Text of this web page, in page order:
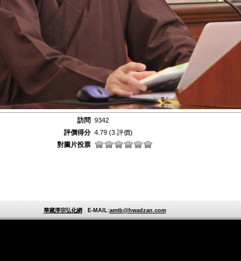
訪問 9342
評價得分 4.79 (3 評價)
對圖片投票
華藏淨宗弘化網E-MAIL:amtb@hwadzan.com